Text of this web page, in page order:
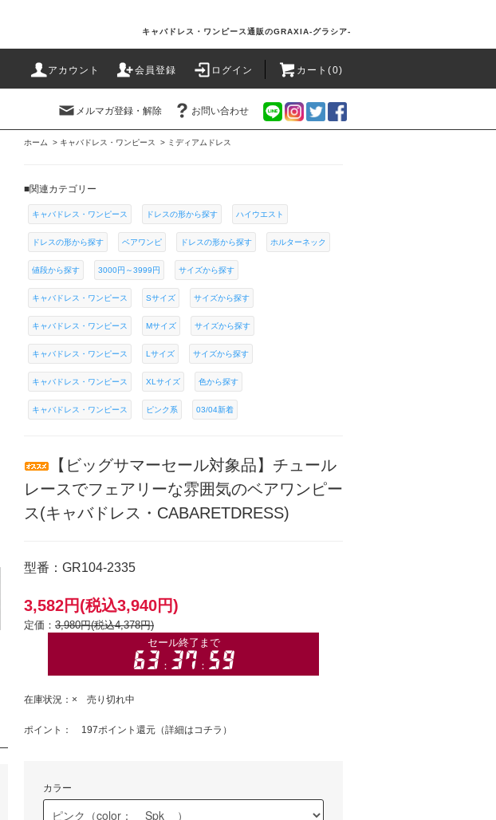
キャバドレス・ワンピース通販のGRAXIA-グラシア-
アカウント 会員登録 ログイン カート(0)
メルマガ登録・解除 お問い合わせ
ホーム > キャバドレス・ワンピース > ミディアムドレス
■関連カテゴリー
キャバドレス・ワンピース ドレスの形から探す ハイウエスト
ドレスの形から探す ベアワンピ ドレスの形から探す ホルターネック
値段から探す 3000円～3999円 サイズから探す
キャバドレス・ワンピース Sサイズ サイズから探す
キャバドレス・ワンピース Mサイズ サイズから探す
キャバドレス・ワンピース Lサイズ サイズから探す
キャバドレス・ワンピース XLサイズ 色から探す
キャバドレス・ワンピース ピンク系 03/04新着
【ビッグサマーセール対象品】チュール
レースでフェアリーな雰囲気のベアワンピー
ス(キャバドレス・CABARETDRESS)
型番：GR104-2335
3,582円(税込3,940円)
定価： 3,980円(税込4,378円)
在庫状況：× 売り切れ中
ポイント： 197ポイント還元（詳細はコチラ ）
カラー